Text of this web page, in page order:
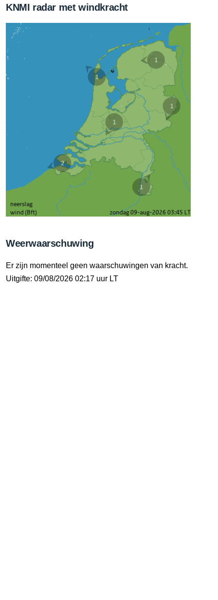
KNMI radar met windkracht
Weerwaarschuwing
Er zijn momenteel geen waarschuwingen van kracht.
Uitgifte: 09/08/2026 02:17 uur LT